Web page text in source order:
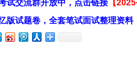
试交流群开放中，点击链接 【
版试题卷，全套笔试面试整理资料